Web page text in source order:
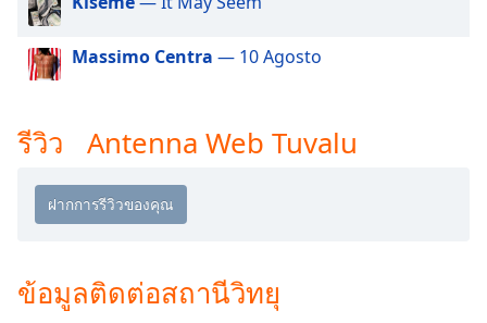
dialog
Escape
and
close
window.
Color
Massimo Centra — 10 Agosto
รีวิว Antenna Web Tuvalu
ข้อมูลติดต่อสถานีวิทยุ